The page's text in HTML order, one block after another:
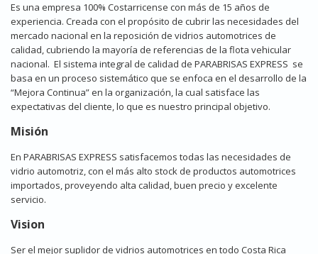
Es una empresa 100% Costarricense con más de 15 años de
experiencia. Creada con el propósito de cubrir las necesidades del
mercado nacional en la reposición de vidrios automotrices de
calidad, cubriendo la mayoría de referencias de la flota vehicular
nacional. El sistema integral de calidad de PARABRISAS EXPRESS se
basa en un proceso sistemático que se enfoca en el desarrollo de la
“Mejora Continua” en la organización, la cual satisface las
expectativas del cliente, lo que es nuestro principal objetivo.
Misión
En PARABRISAS EXPRESS satisfacemos todas las necesidades de
vidrio automotriz, con el más alto stock de productos automotrices
importados, proveyendo alta calidad, buen precio y excelente
servicio.
Vision
Ser el mejor suplidor de vidrios automotrices en todo Costa Rica